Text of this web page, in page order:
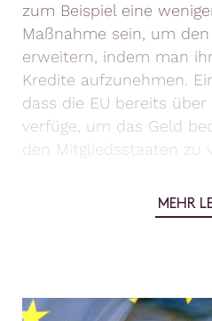
zum Beispiel eine
Maßnahme sein, um
erweitern, indem man
Kredite aufzunehmen.
dass die EU bereits
verfüge, um das Geld
den Mitgliedsstaaten zu
MEHR